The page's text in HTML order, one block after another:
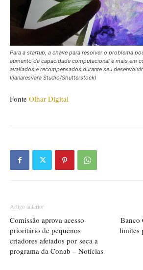
Para a startup, a chave para resolver o problema
aumento da capacidade computacional e mais em
avaliados e recompensados durante seu
Iljanaresvara Studio/Shutterstock)
Fonte Olhar Digital
Artigo anterior
Comissão aprova acesso
prioritário de pequenos
criadores afetados por seca a
programa da Conab – Notícias
Banco
limites